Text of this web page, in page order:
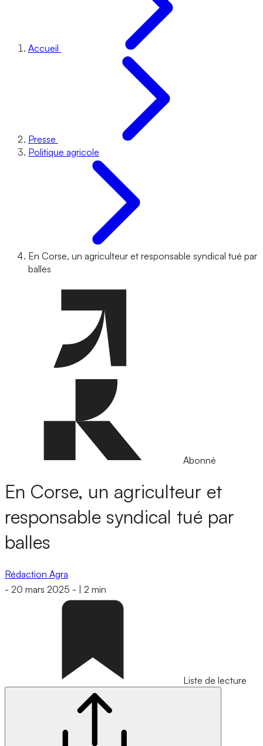
Accueil
Presse
Politique agricole
En Corse, un agriculteur et responsable syndical tué par
balles
Abonné
En Corse, un agriculteur et
responsable syndical tué par
balles
Rédaction Agra
- 20 mars 2025 - 2 min
Liste de lecture